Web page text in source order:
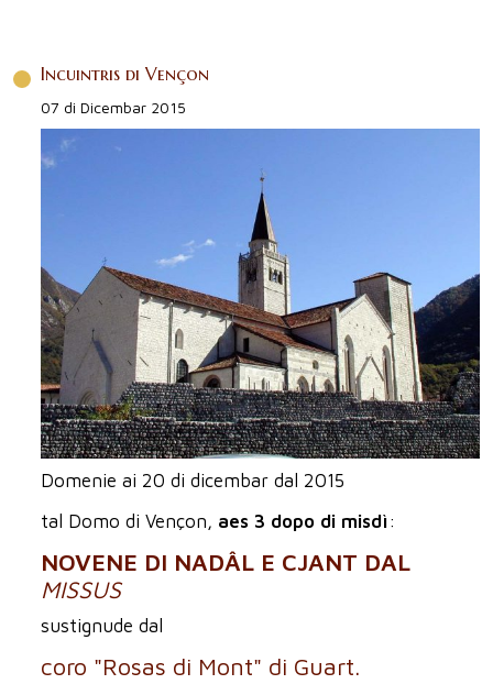
Incuintris di Vençon
07 di Dicembar 2015
Domenie ai 20 di dicembar dal 2015
tal Domo di Vençon, aes 3 dopo di misdì:
NOVENE DI NADÂL E CJANT DAL
MISSUS
sustignude dal
coro "Rosas di Mont" di Guart.